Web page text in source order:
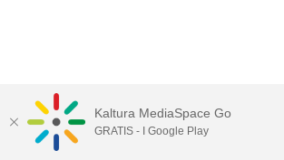
Tillgänglighet på UMU
Kaltura MediaSpace Go
GRATIS - I Google Play